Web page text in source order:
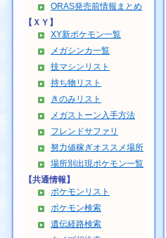
ORAS発売前情報まとめ
【ＸＹ】
XY新ポケモン一覧
メガシンカ一覧
技マシンリスト
持ち物リスト
きのみリスト
メガストーン入手方法
フレンドサファリ
努力値稼ぎオススメ場所
場所別出現ポケモン一覧
【共通情報】
ポケモンリスト
ポケモン検索
遺伝経路検索